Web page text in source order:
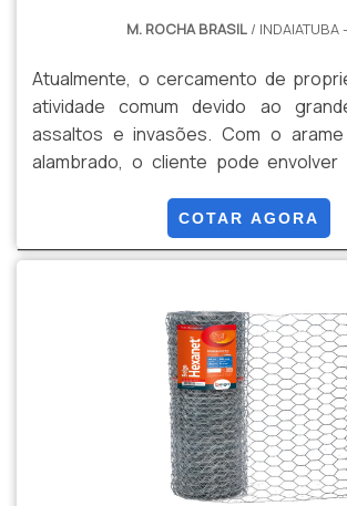
M. ROCHA BRASIL / INDAIATUBA
Atualmente, o cercamento de
atividade comum devido ao
assaltos e invasões. Com o
alambrado, o cliente pode
risco.O arame alambrado consiste
galvanizada que tem como
de Piracicaba e Valinhos.Por conta da
arame alambrado.
COTAR AGORA